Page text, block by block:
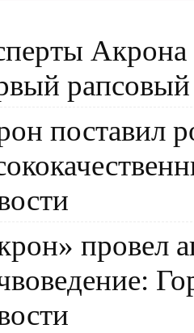
Акрона
поставил
провел